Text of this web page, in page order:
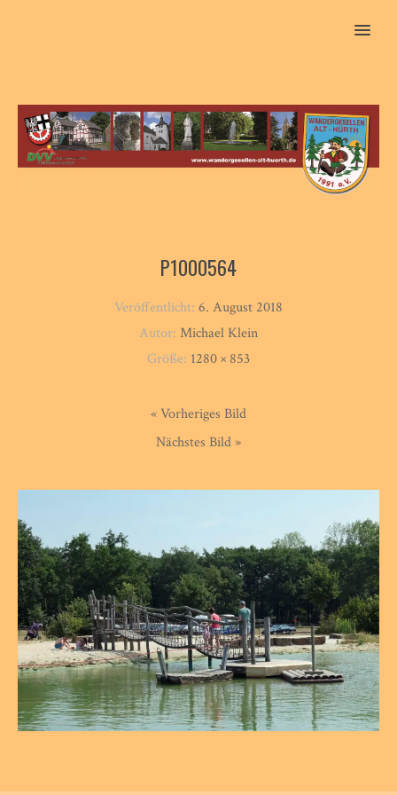
MENU
P1000564
Veröffentlicht: 6. August 2018
Autor: Michael Klein
Größe: 1280 × 853
« Vorheriges Bild
Nächstes Bild »